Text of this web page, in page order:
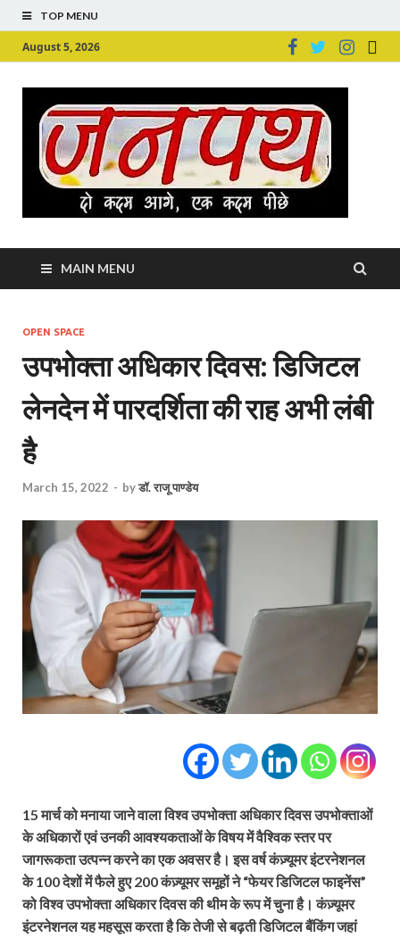
TOP MENU
August 5, 2026
MAIN MENU
OPEN SPACE
उपभोक्ता अधिकार दिवस: डिजिटल
लेनदेन में पारदर्शिता की राह अभी लंबी
है
March 15, 2022 - byडॉ. राजू पाण्डेय
15 मार्च को मनाया जाने वाला विश्व उपभोक्ता अधिकार दिवस उपभोक्ताओं
के अधिकारों एवं उनकी आवश्यकताओं के विषय में वैश्विक स्तर पर
जागरूकता उत्पन्न करने का एक अवसर है। इस वर्ष कंज़्यूमर इंटरनेशनल
के 100 देशों में फैले हुए 200 कंज़्यूमर समूहों ने “फेयर डिजिटल फाइनेंस”
को विश्व उपभोक्ता अधिकार दिवस की थीम के रूप में चुना है। कंज़्यूमर
इंटरनेशनल यह महसूस करता है कि तेजी से बढ़ती डिजिटल बैंकिंग जहां